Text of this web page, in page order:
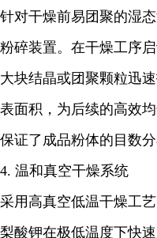
针对干燥前易团聚的湿
粉碎装置。在干燥工序
大块结晶或团聚颗粒迅
表面积，为后续的高效
保证了成品粉体的目数分
4. 温和真空干燥系统
采用高真空低温干燥工
梨酸钾在极低温度下快